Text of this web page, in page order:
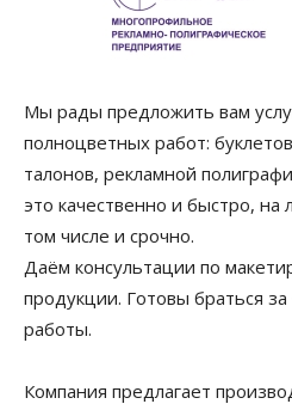
Мы рады предложить вам
полноцветных работ:
талонов, рекламной
это качественно и быстро, на
том числе и срочно.
Даём консультации по
продукции. Готовы браться
работы.
Компания предлагает